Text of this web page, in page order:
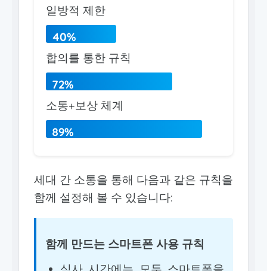
일방적 제한
40%
합의를 통한 규칙
72%
소통+보상 체계
89%
세대 간 소통을 통해 다음과 같은 규칙을
함께 설정해 볼 수 있습니다:
함께 만드는 스마트폰 사용 규칙